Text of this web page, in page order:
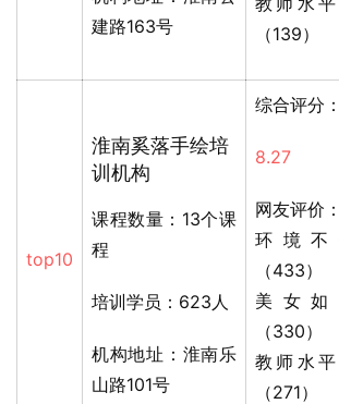
建路163号
（139）
top10
淮南奚落手绘培
训机构
课程数量：13个课
程
培训学员：623人
机构地址：淮南乐
山路101号
综合评分：
8.27
网友评价：
环境不
（433）
美女如
（330）
教师水
（271）